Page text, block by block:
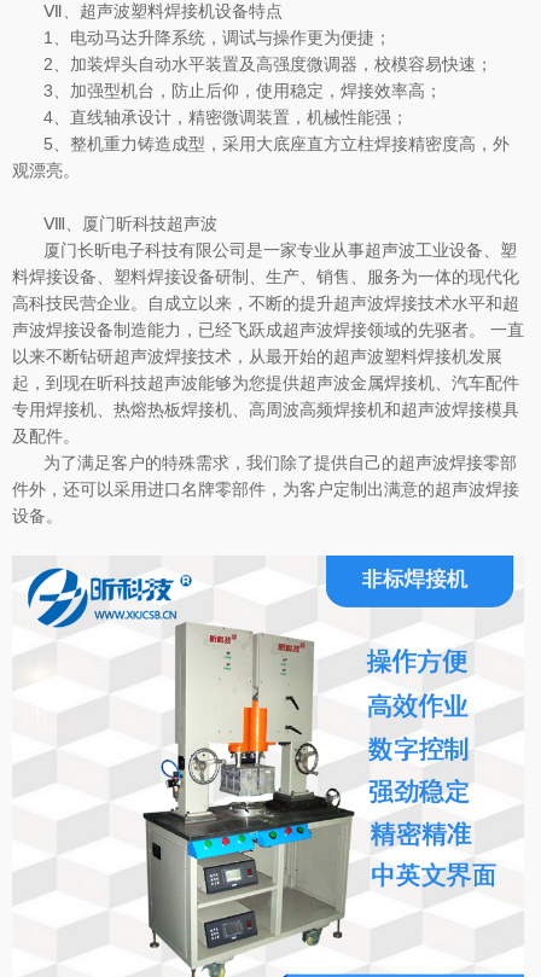
Ⅶ、超声波塑料焊接机设备特点
1、电动马达升降系统，调试与操作更为便捷；
2、加装焊头自动水平装置及高强度微调器，校模容易快速；
3、加强型机台，防止后仰，使用稳定，焊接效率高；
4、直线轴承设计，精密微调装置，机械性能强；
5、整机重力铸造成型，采用大底座直方立柱焊接精密度高，外
观漂亮。
Ⅷ、厦门昕科技超声波
厦门长昕电子科技有限公司是一家专业从事超声波工业设备、塑
料焊接设备、塑料焊接设备研制、生产、销售、服务为一体的现代化
高科技民营企业。自成立以来，不断的提升超声波焊接技术水平和超
声波焊接设备制造能力，已经飞跃成超声波焊接领域的先驱者。 一直
以来不断钻研超声波焊接技术，从最开始的超声波塑料焊接机发展
起，到现在昕科技超声波能够为您提供超声波金属焊接机、汽车配件
专用焊接机、热熔热板焊接机、高周波高频焊接机和超声波焊接模具
及配件。
为了满足客户的特殊需求，我们除了提供自己的超声波焊接零部
件外，还可以采用进口名牌零部件，为客户定制出满意的超声波焊接
设备。